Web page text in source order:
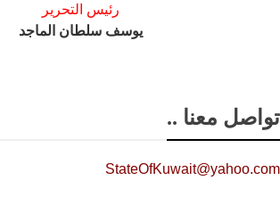
رئيس التحرير
يوسف سلطان الماجد
تواصل معنا ..
StateOfKuwait@yahoo.com